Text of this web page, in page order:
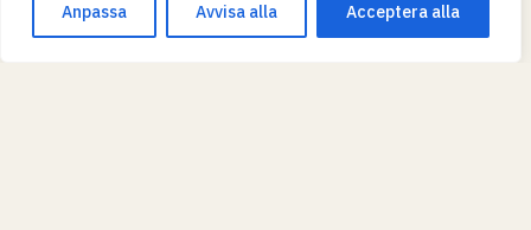
Anpassa Avvisa alla Acceptera alla
SKOLTYP